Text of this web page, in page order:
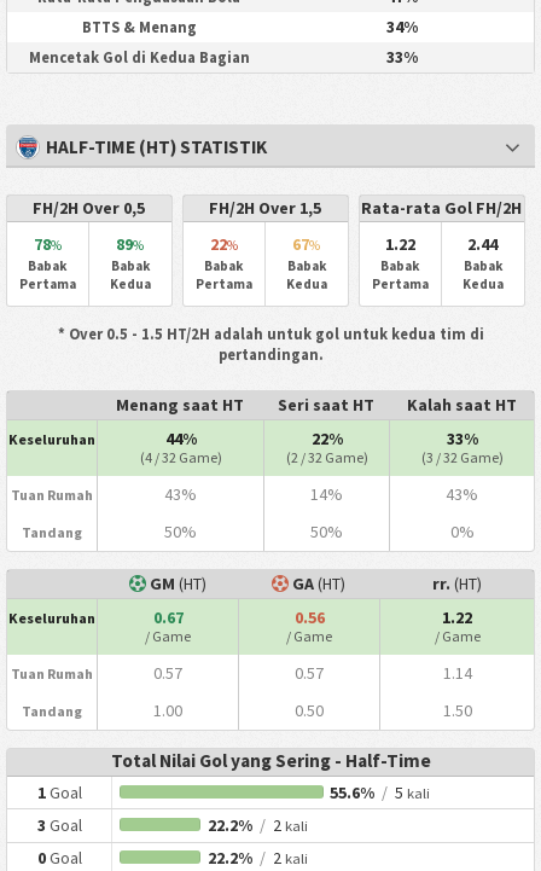
BTTS & Menang 34%
Mencetak Gol di Kedua Bagian 33%
HALF-TIME (HT) STATISTIK
FH/2H Over 0,5
78%
Babak
Pertama
89%
Babak
Kedua
FH/2H Over 1,5
22%
Babak
Pertama
67%
Babak
Kedua
Rata-rata Gol FH/2H
1.22
Babak
Pertama
2.44
Babak
Kedua
* Over 0.5 - 1.5 HT/2H adalah untuk gol untuk kedua tim di
pertandingan.
Menang saat HT Seri saat HT Kalah saat HT
Keseluruhan 44%
(4 / 32 Game)
22%
(2 / 32 Game)
33%
(3 / 32 Game)
Tuan Rumah 43% 14% 43%
Tandang 50% 50% 0%
GM (HT) GA(HT) rr. (HT)
Keseluruhan 0.67
/ Game
0.56
/ Game
1.22
/ Game
Tuan Rumah 0.57 0.57 1.14
Tandang 1.00 0.50 1.50
Total Nilai Gol yang Sering - Half-Time
1Goal 55.6% / 5 kali
3 Goal 22.2% /2 kali
0Goal 22.2% /2 kali